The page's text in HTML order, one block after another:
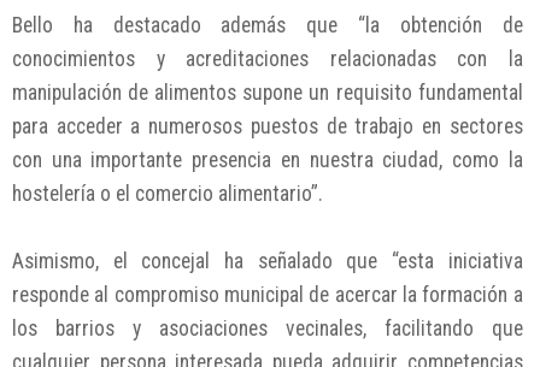
Bello ha destacado además que “la obtención de
conocimientos y acreditaciones relacionadas con la
manipulación de alimentos supone un requisito fundamental
para acceder a numerosos puestos de trabajo en sectores
con una importante presencia en nuestra ciudad, como la
hostelería o el comercio alimentario”.
Asimismo, el concejal ha señalado que “esta iniciativa
responde al compromiso municipal de acercar la formación a
los barrios y asociaciones vecinales, facilitando que